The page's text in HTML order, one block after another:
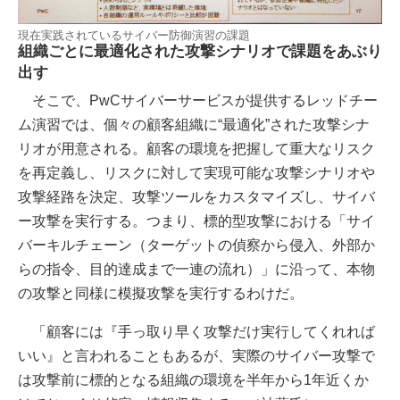
現在実践されているサイバー防御演習の課題
組織ごとに最適化された攻撃シナリオで課題をあぶり
出す
そこで、PwCサイバーサービスが提供するレッドチー
ム演習では、個々の顧客組織に“最適化”された攻撃シナ
リオが用意される。顧客の環境を把握して重大なリスク
を再定義し、リスクに対して実現可能な攻撃シナリオや
攻撃経路を決定、攻撃ツールをカスタマイズし、サイバ
ー攻撃を実行する。つまり、標的型攻撃における「サイ
バーキルチェーン（ターゲットの偵察から侵入、外部か
らの指令、目的達成まで一連の流れ）」に沿って、本物
の攻撃と同様に模擬攻撃を実行するわけだ。
「顧客には『手っ取り早く攻撃だけ実行してくれれば
いい』と言われることもあるが、実際のサイバー攻撃で
は攻撃前に標的となる組織の環境を半年から1年近くか